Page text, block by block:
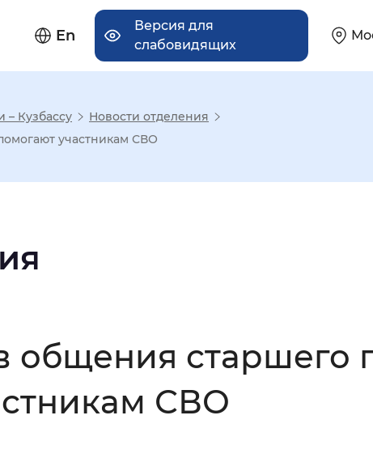
En
Версия для
слабовидящих
Увеличенный
монохромный
– Кузбассу
Новости отделения
участникам СВО
общения старшего
СВО